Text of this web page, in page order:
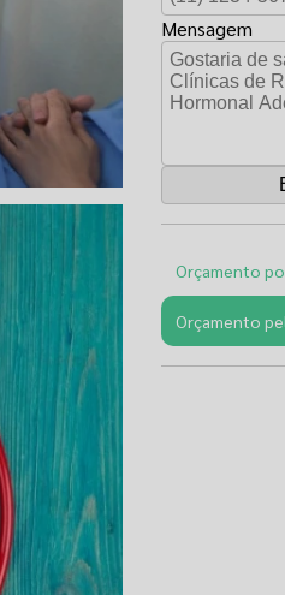
Mensagem
Orçamento
Orçamento